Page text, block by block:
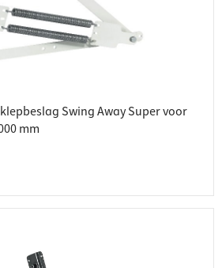
Swing Away Super voor
mm